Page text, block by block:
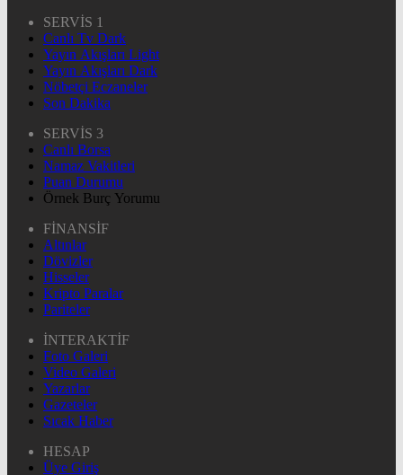
SERVİS 1
Canlı Tv Dark
Yayın Akışları Light
Yayın Akışları Dark
Nöbetçi Eczaneler
Son Dakika
SERVİS 3
Canlı Borsa
Namaz Vakitleri
Puan Durumu
Örnek Burç Yorumu
FİNANSİF
Altınlar
Dövizler
Hisseler
Kripto Paralar
Pariteler
İNTERAKTİF
Foto Galeri
Video Galeri
Yazarlar
Gazeteler
Sıcak Haber
HESAP
Üye Giriş